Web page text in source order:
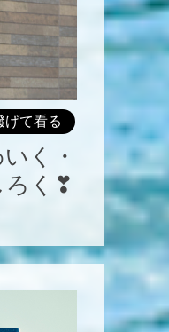
げて看る
く・
ろく❣